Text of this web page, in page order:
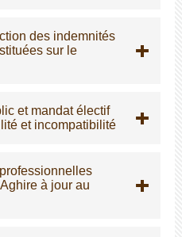
des indemnités
sur le
et mandat électif
et incompatibilité
à jour au